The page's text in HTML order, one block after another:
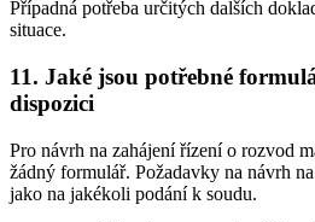
Případná potřeba určitých dalších
situace.
11. Jaké jsou potřebné
dispozici
Pro návrh na zahájení řízení o rozvod
žádný formulář. Požadavky na návrh
jako na jakékoli podání k soudu.